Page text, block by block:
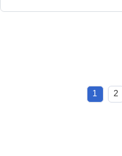
1 2